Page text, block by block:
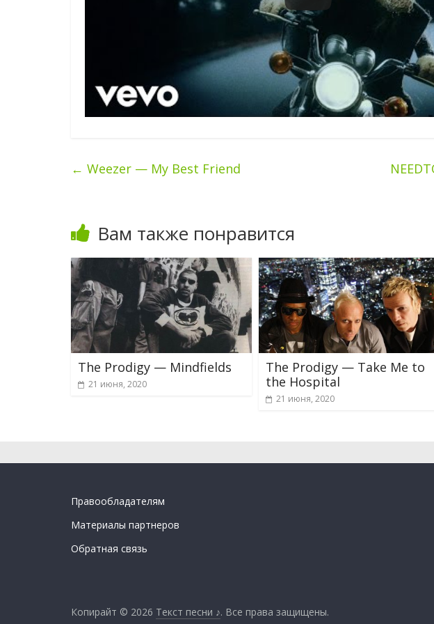
← Weezer — My Best Friend
Вам также понравится
The Prodigy — Mindfields
21 июня, 2020
The Prodigy — Take Me to
the Hospital
21 июня, 2020
Правообладателям
Материалы партнеров
Обратная связь
Копирайт © 2026 Текст песни ♪. Все права защищены.